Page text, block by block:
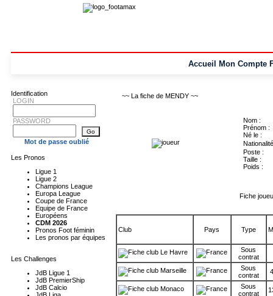
Accueil Mon Compte
Identification
LOGIN
PASSWORD
Mot de passe oublié
Les Pronos
Ligue 1
Ligue 2
Champions League
Europa League
Coupe de France
Equipe de France
Européens
CDM 2026
Pronos Foot féminin
Les pronos par équipes
Les Challenges
JdB Ligue 1
JdB PremierShip
JdB Calcio
~~ La fiche de MENDY ~~
Nom :
Prénom :
Né le :
Poste :
Taille :
Poids :
Fiche
Club Pays Type
Le Havre
Sous
contrat
Marseille
Sous
contrat
Monaco
Sous
contrat